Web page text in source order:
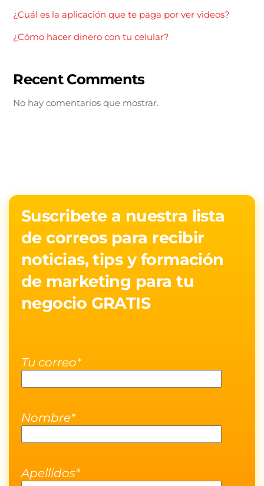
¿Cuál es la aplicación que te paga por ver videos?
¿Cómo hacer dinero con tu celular?
Recent Comments
No hay comentarios que mostrar.
Suscribete a nuestra lista
de correos para recibir
noticias, tips y formación
de marketing para tu
negocio GRATIS
Tu correo*
Nombre*
Apellidos*